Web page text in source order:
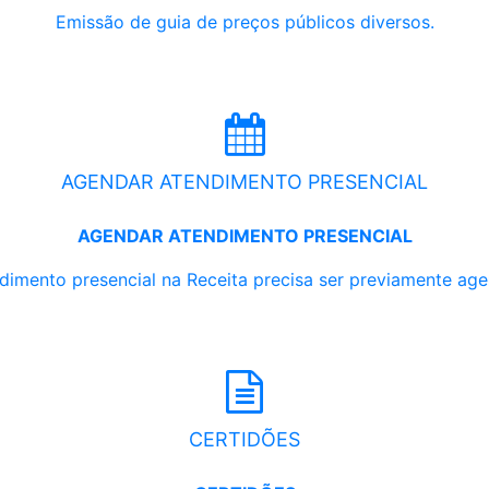
Emissão de guia de preços públicos diversos.
AGENDAR ATENDIMENTO PRESENCIAL
AGENDAR ATENDIMENTO PRESENCIAL
presencial na Receita precisa ser previamente
CERTIDÕES